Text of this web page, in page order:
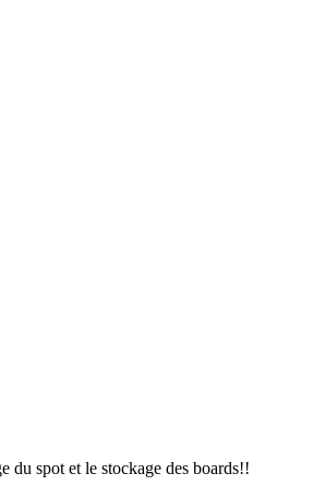
du spot et le stockage des boards!!